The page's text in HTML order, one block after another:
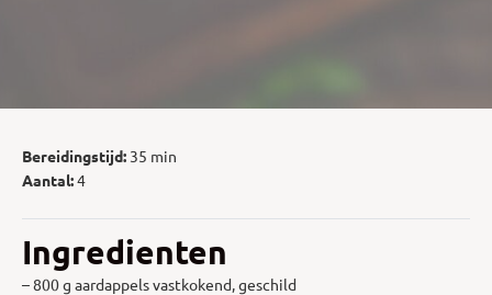
Bereidingstijd: 35 min
Aantal:4
Ingredienten
– 800 g aardappels vastkokend, geschild